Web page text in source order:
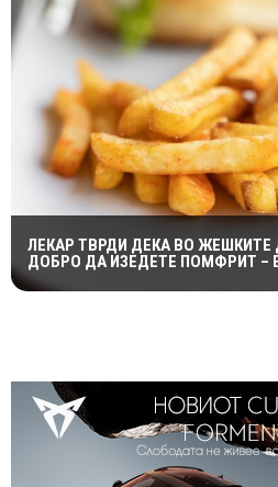
ЛЕКАР ТВРДИ ДЕКА ВО ЖЕШКИТЕ
ДОБРО ДА ИЗЕДЕТЕ ПОМФРИТ –